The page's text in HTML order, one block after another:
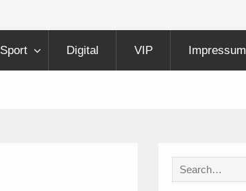
Sport Digital VIP Impressum
Search
for: